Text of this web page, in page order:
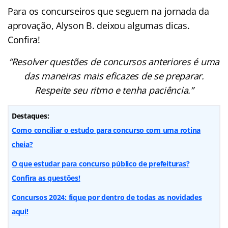
Para os concurseiros que seguem na jornada da
aprovação, Alyson B. deixou algumas dicas.
Confira!
“Resolver questões de concursos anteriores é uma
das maneiras mais eficazes de se preparar.
Respeite seu ritmo e tenha paciência.”
Destaques:
Como conciliar o estudo para concurso com uma rotina
cheia?
O que estudar para concurso público de prefeituras?
Confira as questões!
Concursos 2024: fique por dentro de todas as novidades
aqui!